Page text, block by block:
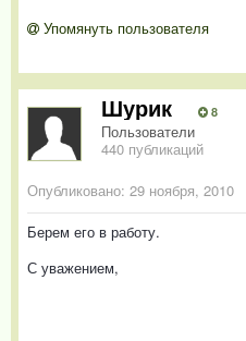
Упомянуть пользователя
Шурик 8
Пользователи
440 публикаций
Опубликовано: 29 ноября, 2010
Берем его в работу.
С уважением,